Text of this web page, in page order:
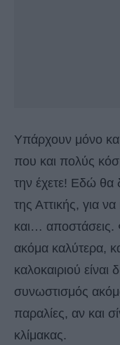
Υπάρχουν μόνο
που και πολύς
την έχετε! Εδώ θα
της Αττικής, για
και… αποστάσεις.
ακόμα καλύτερα,
καλοκαιριού
συνωστισμός
παραλίες, αν και
κλίμακας.